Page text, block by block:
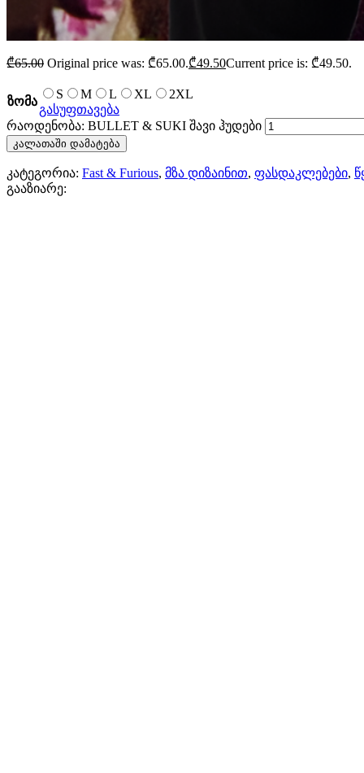
₾65.00 Original price was: ₾65.00.₾49.50Current price is: ₾49.50.
ზომა
S M L XL
2XL
გასუფთავება
რაოდენობა: BULLET & SUKI შავი ჰუდები
კალათაში დამატება
კატეგორია: Fast & Furious, მზა დიზაინით, ფასდაკლებები,
გააზიარე: